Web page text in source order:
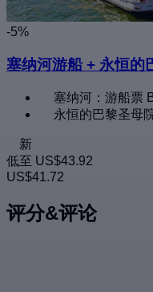
-5%
塞纳河游船 + 永恒的
塞纳河：游船票
永恒的巴黎圣母
新
低至 US$43.92
US$41.72
评分&评论